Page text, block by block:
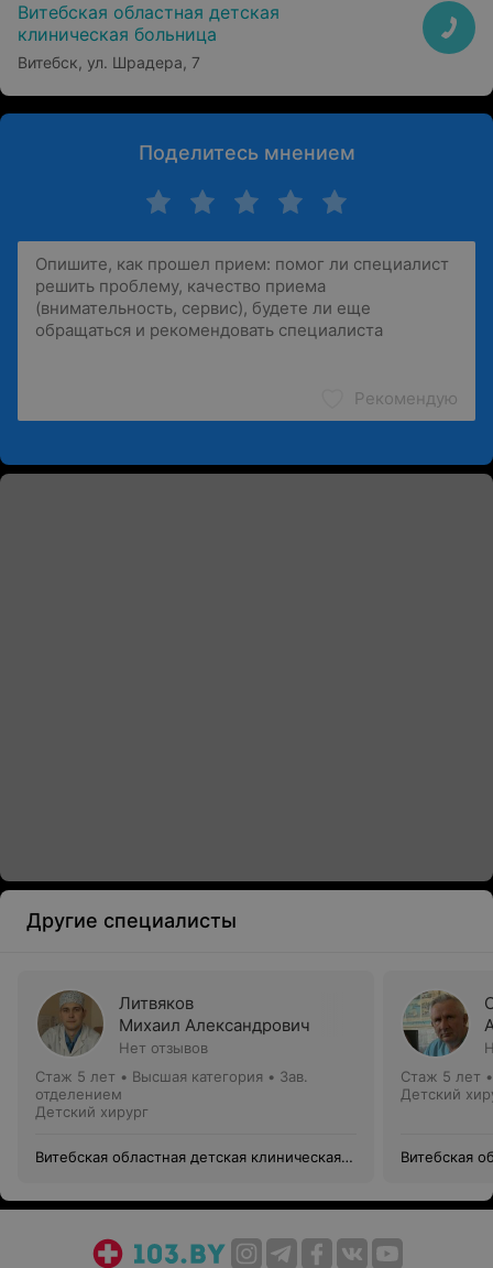
Витебская областная детская
клиническая больница
Витебск, ул. Шрадера, 7
Поделитесь мнением
Рекомендую
Другие специалисты
Литвяков
Михаил Александрович
Нет отзывов
Стаж 5 лет • Высшая категория • Зав.
отделением
Детский хирург
Витебская областная детская клиническая
Стаж 5 лет
Детский
Витебская